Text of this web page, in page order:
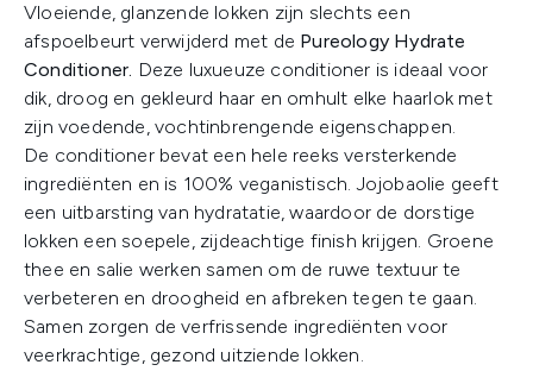
Vloeiende, glanzende lokken zijn slechts een
afspoelbeurt verwijderd met de Pureology Hydrate
Conditioner. Deze luxueuze conditioner is ideaal voor
dik, droog en gekleurd haar en omhult elke haarlok met
zijn voedende, vochtinbrengende eigenschappen.
De conditioner bevat een hele reeks versterkende
ingrediënten en is 100% veganistisch. Jojobaolie geeft
een uitbarsting van hydratatie, waardoor de dorstige
lokken een soepele, zijdeachtige finish krijgen. Groene
thee en salie werken samen om de ruwe textuur te
verbeteren en droogheid en afbreken tegen te gaan.
Samen zorgen de verfrissende ingrediënten voor
veerkrachtige, gezond uitziende lokken.